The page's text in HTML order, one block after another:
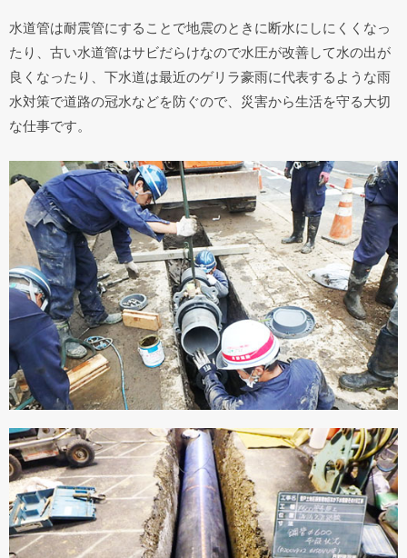
水道管は耐震管にすることで地震のときに断水にしにくくなっ
たり、古い水道管はサビだらけなので水圧が改善して水の出が
良くなったり、下水道は最近のゲリラ豪雨に代表するような雨
水対策で道路の冠水などを防ぐので、災害から生活を守る大切
な仕事です。